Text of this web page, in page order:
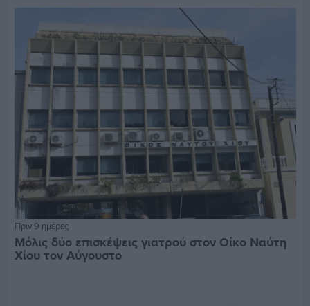
Πριν 9 ημέρες
Μόλις δύο επισκέψεις γιατρού στον Οίκο Ναύτη
Χίου τον Αύγουστο